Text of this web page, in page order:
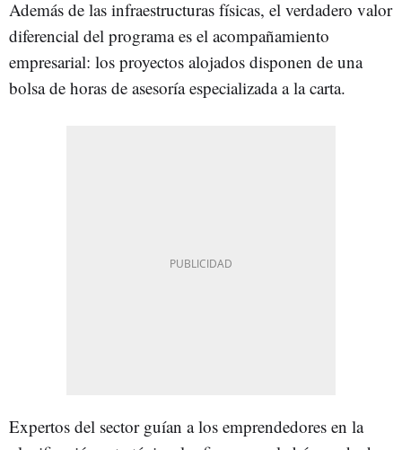
Además de las infraestructuras físicas, el verdadero valor
diferencial del programa es el acompañamiento
empresarial: los proyectos alojados disponen de una
bolsa de horas de asesoría especializada a la carta.
Expertos del sector guían a los emprendedores en la